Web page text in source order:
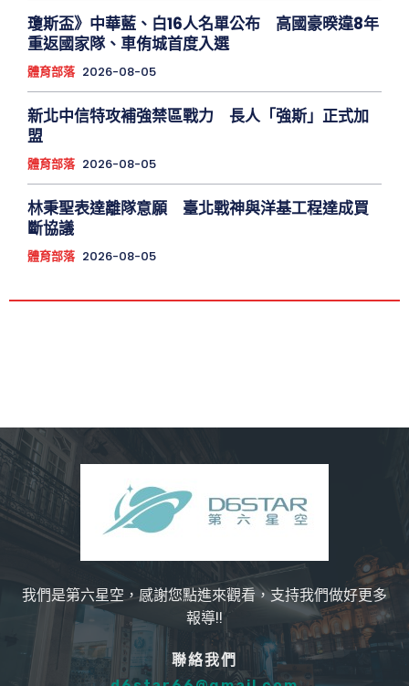
瓊斯盃》中華藍、白16人名單公布 高國豪暌違8年
重返國家隊、車侑城首度入選
體育部落 2026-08-05
新北中信特攻補強禁區戰力 長人「強斯」正式加
盟
體育部落 2026-08-05
林秉聖表達離隊意願 臺北戰神與洋基工程達成買
斷協議
體育部落 2026-08-05
我們是第六星空，感謝您點進來觀看，支持我們做好更多
報導!!
聯絡我們